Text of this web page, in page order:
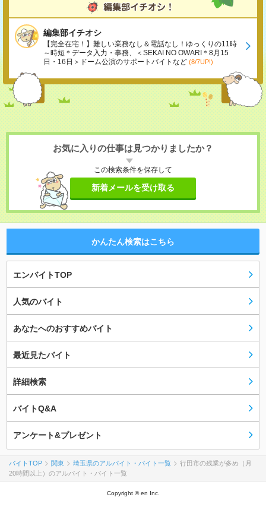
編集部イチオシ
【完全在宅！】難しい業務なし＆電話なし！ゆっくりの11時
～時短＊データ入力・事務、＜SEKAI NO OWARI＊8月15
日・16日＞ドーム公演のサポートバイトなど (8/7UP!)
お気に入りの仕事は見つかりましたか？
この検索条件を保存して
新着メールを受け取る
かんたん検索はこちら
エンバイトTOP
人気のバイト
あなたへのおすすめバイト
最近見たバイト
詳細検索
バイトQ&A
アンケート&プレゼント
バイトTOP 関東 埼玉県のアルバイト・バイト一覧
行田市の残業が多め（月
20時間以上）のアルバイト・バイト一覧
Copyright © en Inc.